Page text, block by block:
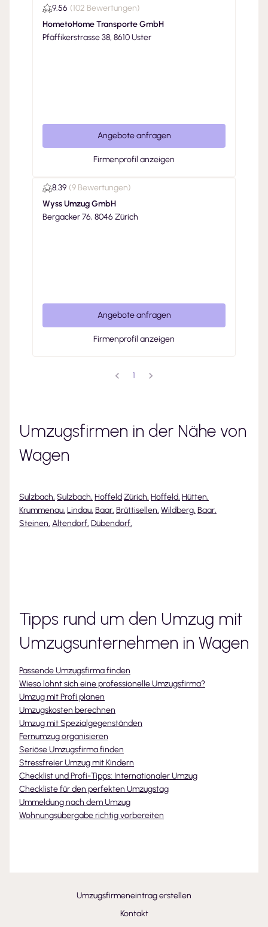
9.56 (102 Bewertungen)
HometoHome Transporte GmbH
Pfäffikerstrasse 38, 8610 Uster
Angebote anfragen
Firmenprofil anzeigen
8.39 (9 Bewertungen)
Wyss Umzug GmbH
Bergacker 76, 8046 Zürich
Angebote anfragen
Firmenprofil anzeigen
1
Umzugsfirmen in der Nähe von
Wagen
Sulzbach, Sulzbach, HoffeldZürich, Hoffeld, Hütten,
Krummenau, Lindau, Baar, Brüttisellen, Wildberg, Baar,
Steinen, Altendorf, Dübendorf,
Tipps rund um den Umzug mit
Umzugsunternehmen in Wagen
Passende Umzugsfirma finden
Wieso lohnt sich eine professionelle Umzugsfirma?
Umzug mit Profi planen
Umzugskosten berechnen
Umzug mit Spezialgegenständen
Fernumzug organisieren
Seriöse Umzugsfirma finden
Stressfreier Umzug mit Kindern
Checklist und Profi-Tipps: Internationaler Umzug
Checkliste für den perfekten Umzugstag
Ummeldung nach dem Umzug
Wohnungsübergabe richtig vorbereiten
Umzugsfirmeneintrag erstellen
Kontakt